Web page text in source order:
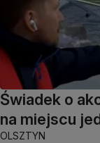
Świadek o
na miejscu
OLSZTYN